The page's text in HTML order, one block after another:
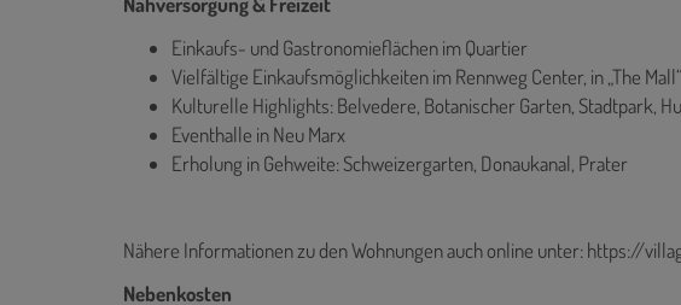
Einkaufs- und Gastronomieflächen im Quartier
Vielfältige Einkaufsmöglichkeiten im Rennweg Center, in „The
Kulturelle Highlights: Belvedere, Botanischer Garten, Stadtpark,
Eventhalle in Neu Marx
Erholung in Gehweite: Schweizergarten, Donaukanal, Prater
Nähere Informationen zu den Wohnungen auch online unter:https://
Nebenkosten